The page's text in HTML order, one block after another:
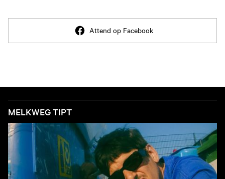
Attend op Facebook
MELKWEG TIPT